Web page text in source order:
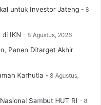
untuk Investor Jateng
8
di IKN 8 Agustus, 2026
Panen Ditarget Akhir
Karhutla
8 Agustus,
Sambut HUT RI
8